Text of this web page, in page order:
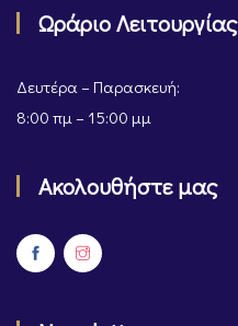
Ωράριο Λειτουργίας
Δευτέρα – Παρασκευή:
8:00 πμ – 15:00 μμ
Ακολουθήστε μας